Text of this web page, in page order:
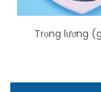
Trọng lượng